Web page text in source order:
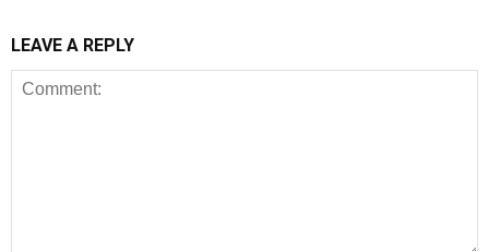
LEAVE A REPLY